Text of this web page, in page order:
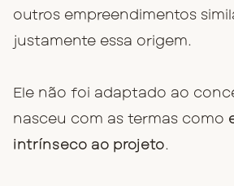
outros empreendimentos
justamente essa origem.
Ele não foi adaptado ao
nasceu com as termas como
intrínseco ao projeto.